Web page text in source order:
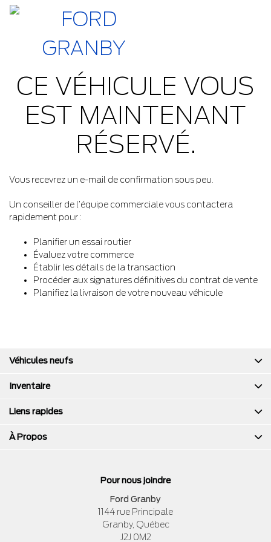
CE VÉHICULE VOUS
EST MAINTENANT
RÉSERVÉ.
Vous recevrez un e-mail de confirmation sous peu.
Un conseiller de l’équipe commerciale vous contactera
rapidement pour :
Planifier un essai routier
Évaluez votre commerce
Établir les détails de la transaction
Procéder aux signatures définitives du contrat de vente
Planifiez la livraison de votre nouveau véhicule
Pour nous joindre
Ford Granby
1144 rue Principale
Granby, Québec
J2J 0M2
Véhicules neufs
Inventaire
Liens rapides
À Propos